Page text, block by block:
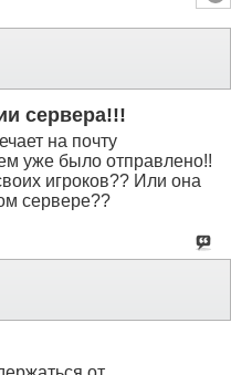
сервера!!!
на почту
уже было отправлено!!
игроков?? Или она
сервере??